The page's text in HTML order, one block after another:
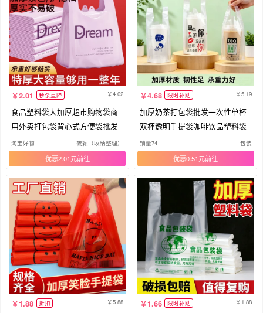
2.01 秒杀直降 4.02
食品塑料袋大加厚超市购物袋商
用外卖打包袋背心式方便袋批发
淘宝好物 筱颖（收纳整理）
优惠2.01元
4.68 限时补贴 5.19
加厚奶茶打包袋批发一次性单杯
双杯透明手提袋咖啡饮品塑料袋
销量74 包装
优惠0.51元
1.88 折扣 5.88 1.66 限时补贴 1.88